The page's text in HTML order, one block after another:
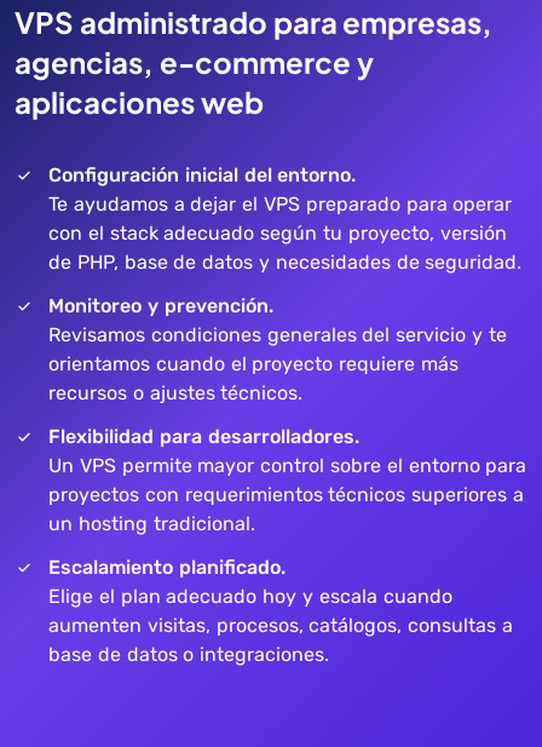
VPS administrado para empresas,
agencias, e-commerce y
aplicaciones web
Configuración inicial del entorno.
Te ayudamos a dejar el VPS preparado para operar
con el stack adecuado según tu proyecto, versión
de PHP, base de datos y necesidades de seguridad.
Monitoreo y prevención.
Revisamos condiciones generales del servicio y te
orientamos cuando el proyecto requiere más
recursos o ajustes técnicos.
Flexibilidad para desarrolladores.
Un VPS permite mayor control sobre el entorno para
proyectos con requerimientos técnicos superiores a
un hosting tradicional.
Escalamiento planificado.
Elige el plan adecuado hoy y escala cuando
aumenten visitas, procesos, catálogos, consultas a
base de datos o integraciones.